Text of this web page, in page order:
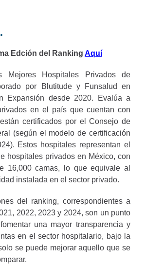
Edción del Ranking Aquí
Mejores Hospitales Privados de
por Blutitude y Funsalud en
Expansión desde 2020. Evalúa a
en el país que cuentan con
certificados por el Consejo de
(según el modelo de certificación
Estos hospitales representan el
hospitales privados en México, con
16,000 camas, lo que equivale al
instalada en el sector privado.
del ranking, correspondientes a
2022, 2023 y 2024, son un punto
una mayor transparencia y
en el sector hospitalario, bajo la
se puede mejorar aquello que se